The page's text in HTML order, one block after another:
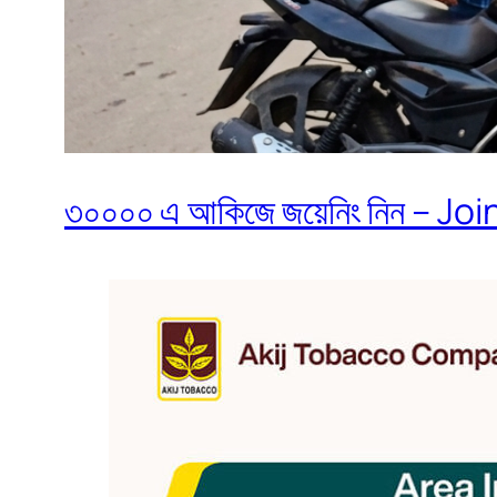
৩০০০০ এ আকিজে জয়েনিং নিন –